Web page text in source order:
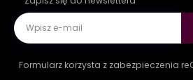
Formularz korzysta z zabezpieczenia